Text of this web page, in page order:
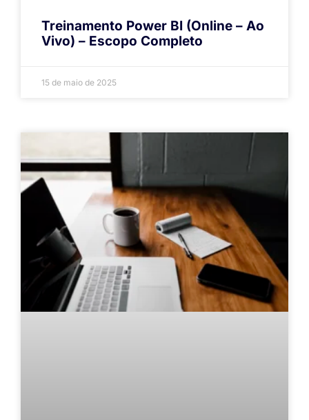
Treinamento Power BI (Online – Ao
Vivo) – Escopo Completo
15 de maio de 2025